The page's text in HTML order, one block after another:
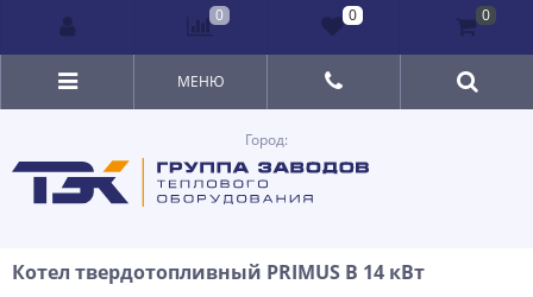
Город:
МЕНЮ
Котел твердотопливный PRIMUS B 14 кВт
0 0 0